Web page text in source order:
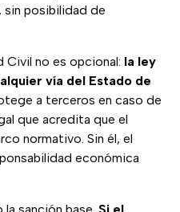
sin posibilidad de
Civil no es opcional: la ley
vía del Estado de
a terceros en caso de
que acredita que el
normativo. Sin él, el
económica